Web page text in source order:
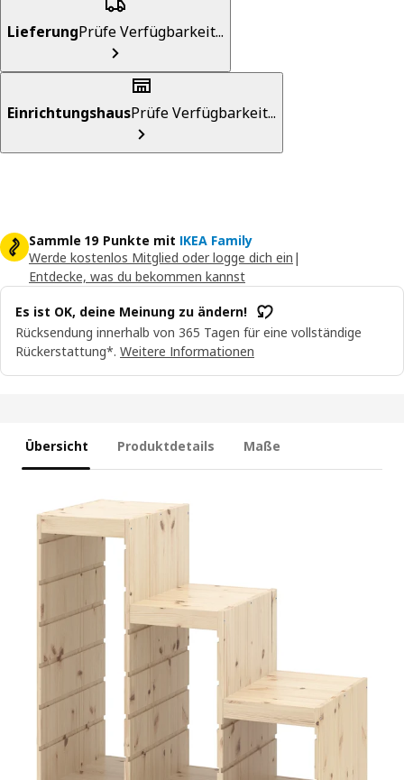
LieferungPrüfe Verfügbarkeit...
EinrichtungshausPrüfe Verfügbarkeit...
Sammle 19 Punkte mit IKEA Family
Werde kostenlos Mitglied oder logge dich ein |
Entdecke, was du bekommen kannst
Es ist OK, deine Meinung zu ändern!
Rücksendung innerhalb von 365 Tagen für eine vollständige
Rückerstattung*. Weitere Informationen
Übersicht Produktdetails Maße